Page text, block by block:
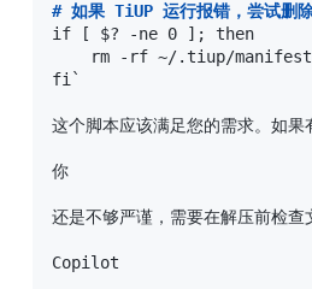
# 如果 TiUP 运行报错，尝试删
if [ $? -ne 0 ]; then
rm -rf ~/.tiup/
fi`
这个脚本应该满足您的需求。如
你
还是不够严谨，需要在解压前检
Copilot